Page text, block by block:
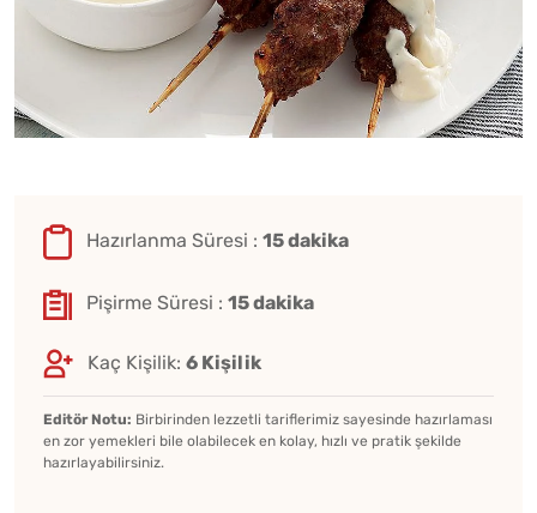
Hazırlanma Süresi : 15 dakika
Pişirme Süresi : 15 dakika
Kaç Kişilik: 6 Kişilik
Editör Notu: Birbirinden lezzetli tariflerimiz sayesinde hazırlaması
en zor yemekleri bile olabilecek en kolay, hızlı ve pratik şekilde
hazırlayabilirsiniz.